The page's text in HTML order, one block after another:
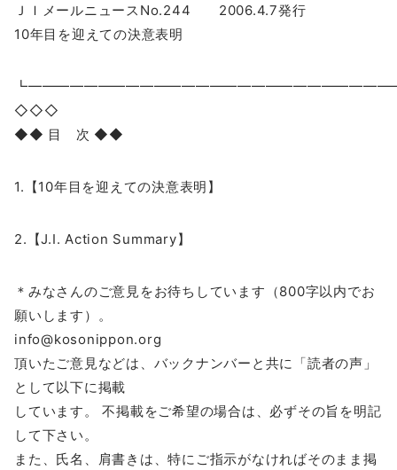
ＪＩメールニュースNo.244 2006.4.7発行
10年目を迎えての決意表明
◇◇◇
◆◆ 目 次 ◆◆
1.【10年目を迎えての決意表明】
2.【J.I. Action Summary】
＊みなさんのご意見をお待ちしています（800字以内でお
願いします）。
info@kosonippon.org
頂いたご意見などは、バックナンバーと共に「読者の声」
として以下に掲載
しています。 不掲載をご希望の場合は、必ずその旨を明記
して下さい。
また、氏名、肩書きは、特にご指示がなければそのまま掲